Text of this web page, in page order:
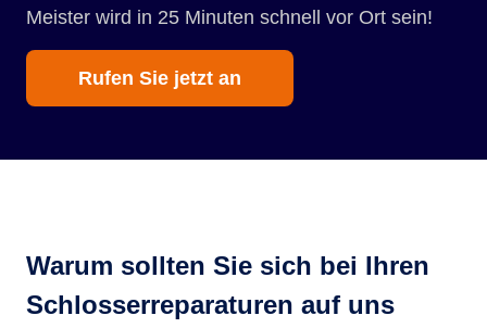
Meister wird in 25 Minuten schnell vor Ort sein!
Rufen Sie jetzt an
Warum sollten Sie sich bei Ihren
Schlosserreparaturen auf uns